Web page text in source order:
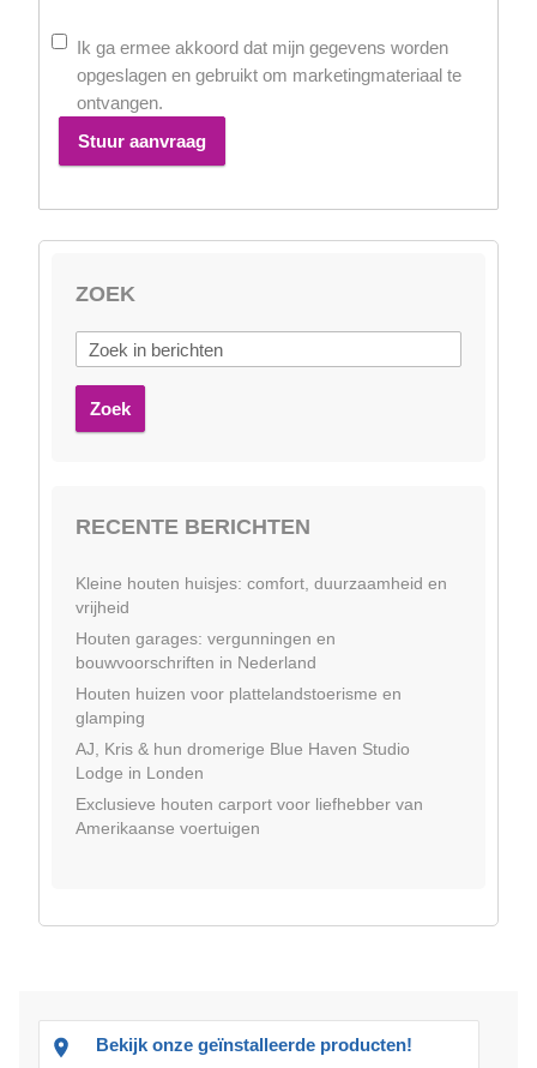
Ik ga ermee akkoord dat mijn gegevens worden
opgeslagen en gebruikt om marketingmateriaal te
ontvangen.
Stuur aanvraag
ZOEK
Zoek
RECENTE BERICHTEN
Kleine houten huisjes: comfort, duurzaamheid en
vrijheid
Houten garages: vergunningen en
bouwvoorschriften in Nederland
Houten huizen voor plattelandstoerisme en
glamping
AJ, Kris & hun dromerige Blue Haven Studio
Lodge in Londen
Exclusieve houten carport voor liefhebber van
Amerikaanse voertuigen
Bekijk onze geïnstalleerde producten!